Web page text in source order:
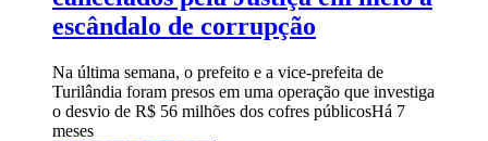
escândalo de corrupção
Na última semana, o prefeito e a vice-prefeita de
Turilândia foram presos em uma operação que investiga
o desvio de R$ 56 milhões dos cofres públicosHá 7
meses